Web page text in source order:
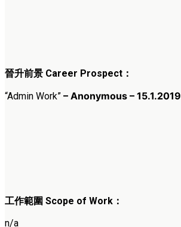
晉升前景 Career Prospect：
“Admin Work” – Anonymous – 15.1.2019
工作範圍 Scope of Work：
n/a